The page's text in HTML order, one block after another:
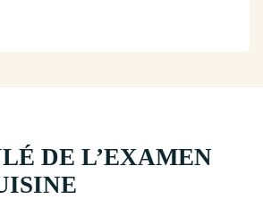
DE L’EXAMEN